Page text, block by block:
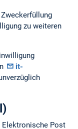
zu weiteren
it-
Elektronische Post